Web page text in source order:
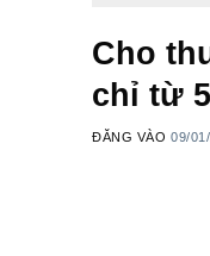
Cho
chỉ từ
ĐĂNG VÀO09/